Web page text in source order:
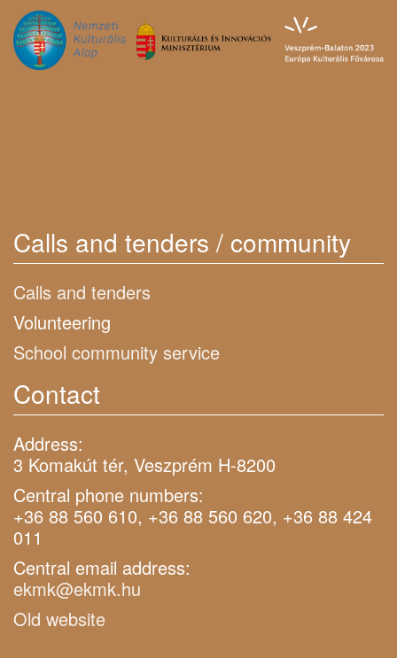
Calls and tenders / community
Calls and tenders
Volunteering
School community service
Contact
Address:
3 Komakút tér, Veszprém H-8200
Central phone numbers:
+36 88 560 610, +36 88 560 620, +36 88 424
011
Central email address:
ekmk@ekmk.hu
Old website